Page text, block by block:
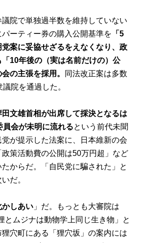
院で単独過半数を維持していない
ーティー券の購入公開基準を 「5
案に妥協せざるをえなくなり、政
10年後の（実は名前だけの）公
の主張を採用。
同法改正案は多数
院を通過した。
田文雄首相が出席して採決となるは
会が未明に流れるという前代未聞
が提示した法案に、日本維新の会
策活動費の公開は50万円超」など
からだ。「自民党に騙された」と
だ。
かしあい 」だ。もっとも大審院は
とムジナは動物学上同じ生き物」と
穴町にある「狸穴坂」の案内には